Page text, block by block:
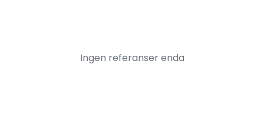
Ingen referanser enda